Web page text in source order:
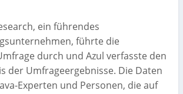
ein führendes
führte die
durch und Azul verfasste den
der Umfrageergebnisse. Die Daten
Experten und Personen, die auf